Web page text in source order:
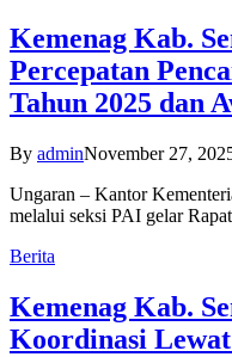
Kemenag Kab.
Percepatan
Tahun 2025 dan
By adminNovember 27,
Ungaran – Kantor
melalui seksi PAI gelar
Berita
Kemenag Kab.
Koordinasi